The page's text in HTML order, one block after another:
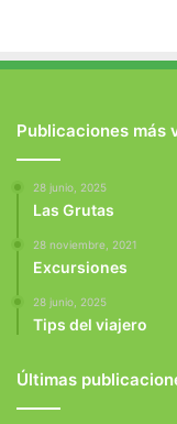
Publicaciones más
28 junio, 2025
Las Grutas
28 noviembre, 2021
Excursiones
28 junio, 2025
Tips del viajero
Últimas